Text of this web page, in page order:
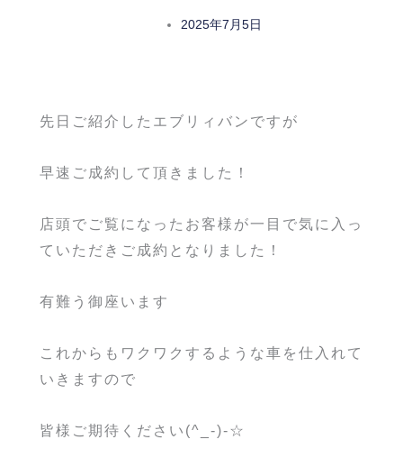
2025年7月5日
先日ご紹介したエブリィバンですが
早速ご成約して頂きました！
店頭でご覧になったお客様が一目で気に入っ
ていただきご成約となりました！
有難う御座います
これからもワクワクするような車を仕入れて
いきますので
皆様ご期待ください(^_-)-☆